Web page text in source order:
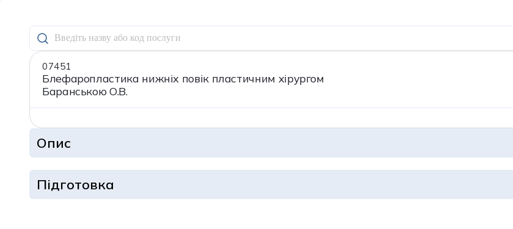
07451
Блефаропластика нижніх повік пластичним хірургом
Баранською О.В.
Опис
Підготовка